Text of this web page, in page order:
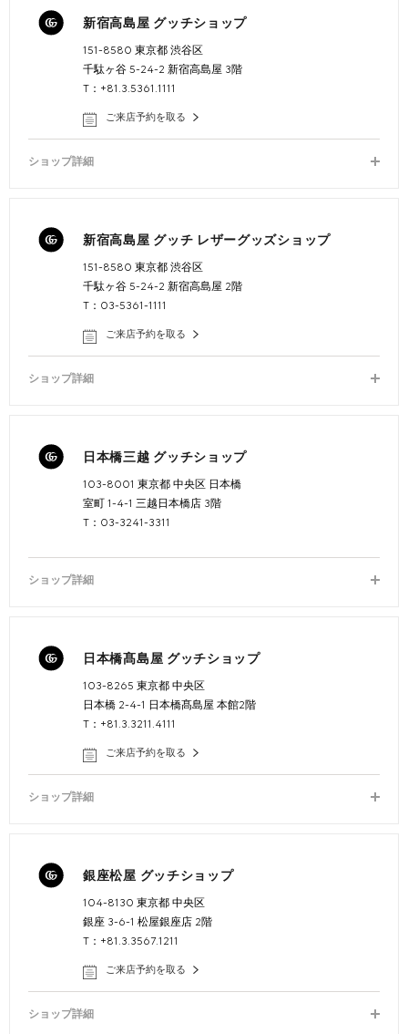
新宿高島屋 グッチショップ
151-8580 東京都 渋谷区
千駄ヶ谷 5-24-2 新宿高島屋 3階
T：+81.3.5361.1111
ご来店予約を取る
ショップ詳細
新宿高島屋 グッチ レザーグッズショップ
151-8580 東京都 渋谷区
千駄ヶ谷 5-24-2 新宿高島屋 2階
T：03-5361-1111
ご来店予約を取る
ショップ詳細
日本橋三越 グッチショップ
103-8001 東京都 中央区 日本橋
室町 1-4-1 三越日本橋店 3階
T：03-3241-3311
ショップ詳細
日本橋髙島屋 グッチショップ
103-8265 東京都 中央区
日本橋 2-4-1 日本橋髙島屋 本館2階
T：+81.3.3211.4111
ご来店予約を取る
ショップ詳細
銀座松屋 グッチショップ
104-8130 東京都 中央区
銀座 3-6-1 松屋銀座店 2階
T：+81.3.3567.1211
ご来店予約を取る
ショップ詳細